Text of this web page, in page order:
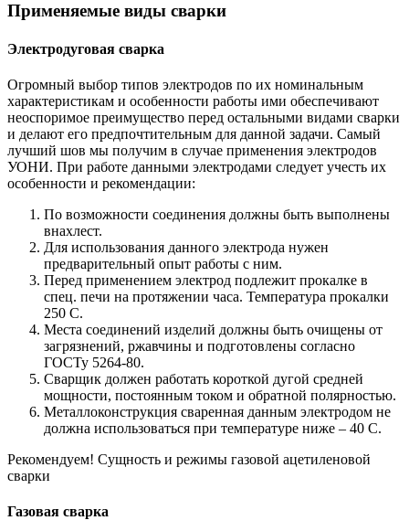
Применяемые виды сварки
Электродуговая сварка
Огромный выбор типов электродов по их номинальным
характеристикам и особенности работы ими обеспечивают
неоспоримое преимущество перед остальными видами сварки
и делают его предпочтительным для данной задачи. Самый
лучший шов мы получим в случае применения электродов
УОНИ. При работе данными электродами следует учесть их
особенности и рекомендации:
По возможности соединения должны быть выполнены
внахлест.
Для использования данного электрода нужен
предварительный опыт работы с ним.
Перед применением электрод подлежит прокалке в
спец. печи на протяжении часа. Температура прокалки
250 С.
Места соединений изделий должны быть очищены от
загрязнений, ржавчины и подготовлены согласно
ГОСТу 5264-80.
Сварщик должен работать короткой дугой средней
мощности, постоянным током и обратной полярностью.
Металлоконструкция сваренная данным электродом не
должна использоваться при температуре ниже – 40 С.
Рекомендуем! Сущность и режимы газовой ацетиленовой
сварки
Газовая сварка